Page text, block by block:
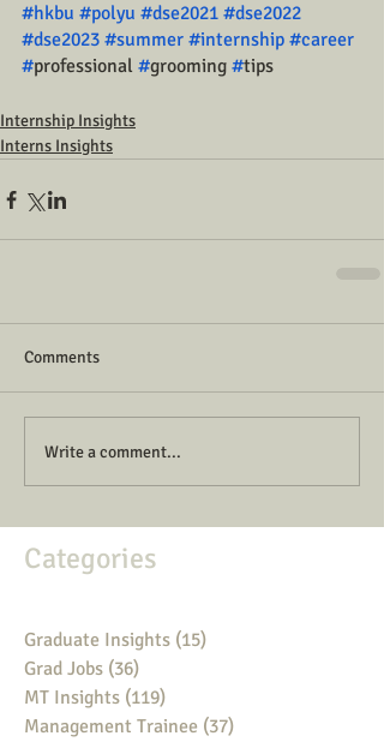
#hkbu #polyu #dse2021 #dse2022
#dse2023 #summer #internship #career
#professional #grooming #tips
Internship Insights
Interns Insights
Comments
Write a comment...
Categories
Graduate Insights (15)
Grad Jobs (36)
MT Insights (119)
Management Trainee (37)